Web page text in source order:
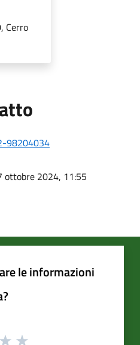
Cerro
98204034
ottobre 2024, 11:55
le informazioni